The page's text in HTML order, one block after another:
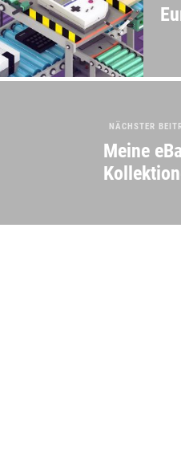
NÄCHSTER
Meine